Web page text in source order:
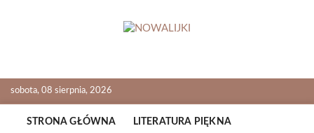
sobota, 08 sierpnia, 2026
STRONA GŁÓWNA LITERATURA PIĘKNA